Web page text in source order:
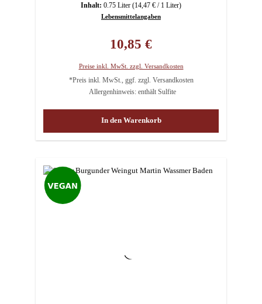
Inhalt: 0.75 Liter (14,47 € / 1 Liter)
Lebensmittelangaben
10,85 €
Preise inkl. MwSt. zzgl. Versandkosten
*Preis inkl. MwSt., ggf. zzgl. Versandkosten
Allergenhinweis: enthält Sulfite
In den Warenkorb